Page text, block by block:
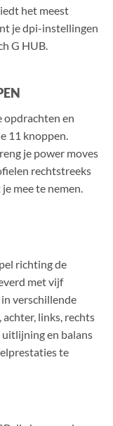
het meest
je dpi-instellingen
G HUB.
opdrachten en
11 knoppen.
je power moves
rechtstreeks
mee te nemen.
richting de
met vijf
verschillende
links, rechts
en balans
te